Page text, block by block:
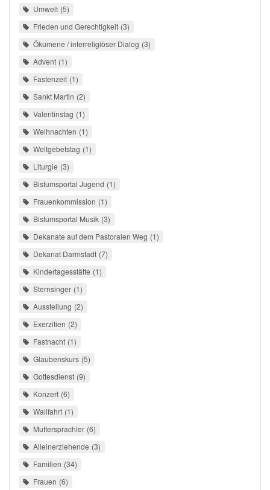
Umwelt 5
Frieden und Gerechtigkeit 3
Ökumene / interreligiöser Dialog 3
Advent 1
Fastenzeit 1
Sankt Martin 2
Valentinstag 1
Weihnachten 1
Weltgebetstag 1
Liturgie 3
Bistumsportal Jugend 1
Frauenkommission 1
Bistumsportal Musik 3
Dekanate auf dem Pastoralen Weg 1
Dekanat Darmstadt 7
Kindertagesstätte 1
Sternsinger 1
Ausstellung 2
Exerzitien 2
Fastnacht 1
Glaubenskurs 5
Gottesdienst 9
Konzert 6
Wallfahrt 1
Muttersprachler 6
Alleinerziehende 3
Familien 34
Frauen 6